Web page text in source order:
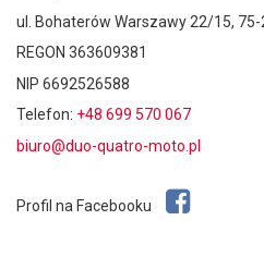
ul. Bohaterów Warszawy 22/15, 75-
REGON 363609381
NIP 6692526588
Telefon: +48 699 570 067
biuro@duo-quatro-moto.pl
Profil na Facebooku